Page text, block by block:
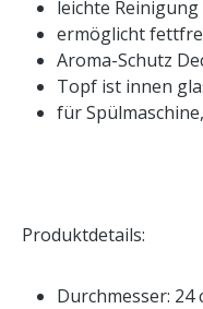
leichte Reinigung
ermöglicht
Aroma-Schutz
Topf ist innen
für
Produktdetails:
Durchmesser: 24